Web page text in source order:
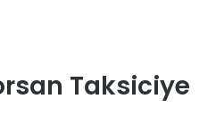
Taksiciye